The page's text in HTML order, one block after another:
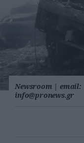
Newsroom | email:
info@pronews.gr